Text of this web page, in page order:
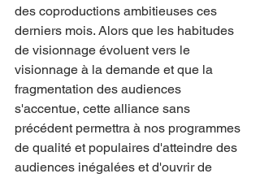
des coproductions ambitieuses ces
derniers mois. Alors que les habitudes
de visionnage évoluent vers le
visionnage à la demande et que la
fragmentation des audiences
s'accentue, cette alliance sans
précédent permettra à nos programmes
de qualité et populaires d'atteindre des
audiences inégalées et d'ouvrir de